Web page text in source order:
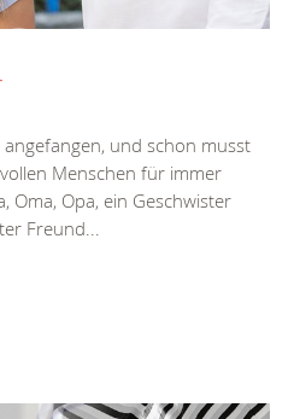
und schon musst
Menschen für immer
Oma, Opa, ein Geschwister
Freund...